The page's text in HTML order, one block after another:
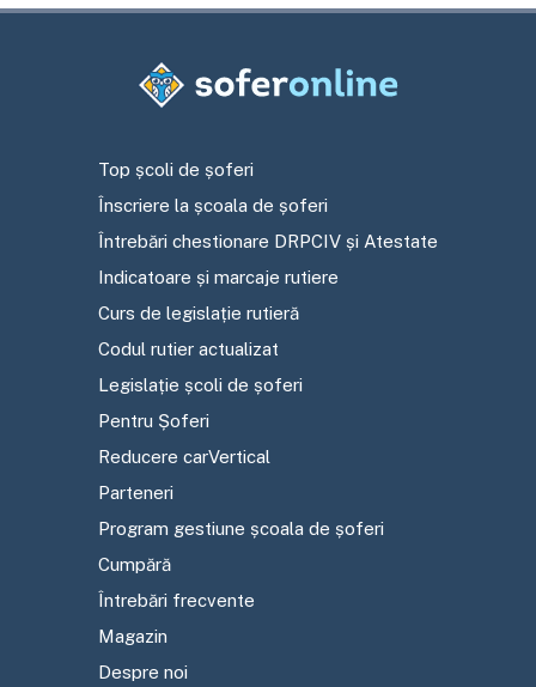
Top școli de șoferi
Înscriere la școala de șoferi
Întrebări chestionare DRPCIV și Atestate
Indicatoare și marcaje rutiere
Curs de legislație rutieră
Codul rutier actualizat
Legislație școli de șoferi
Pentru Șoferi
Reducere carVertical
Parteneri
Program gestiune școala de șoferi
Cumpără
Întrebări frecvente
Magazin
Despre noi